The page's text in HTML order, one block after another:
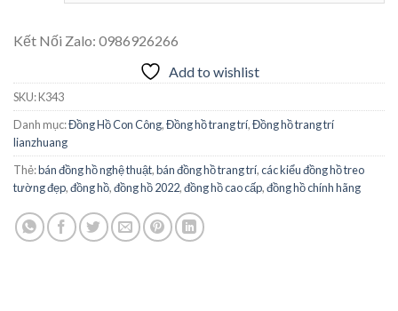
Kết Nối Zalo: 0986926266
Add to wishlist
SKU:K343
Danh mục:Đồng Hồ Con Công,Đồng hồ trang trí,Đồng hồ trang trí
lianzhuang
Thẻ:bán đồng hồ nghệ thuật,bán đồng hồ trang trí,các kiểu đồng hồ treo
tường đẹp,đồng hồ,đồng hồ 2022,đồng hồ cao cấp,đồng hồ chính hãng